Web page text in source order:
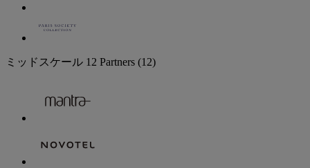
ミッドスケール 12 Partners (12)